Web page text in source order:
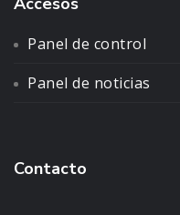
Panel de control
Panel de noticias
Contacto